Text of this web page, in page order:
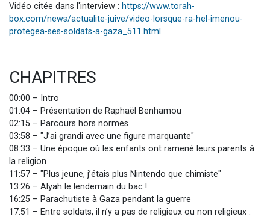
Vidéo citée dans l'interview : https://www.torah-
box.com/news/actualite-juive/video-lorsque-ra-hel-imenou-
protegea-ses-soldats-a-gaza_511.html
CHAPITRES
00:00 – Intro
01:04 – Présentation de Raphaël Benhamou
02:15 – Parcours hors normes
03:58 – "J’ai grandi avec une figure marquante"
08:33 – Une époque où les enfants ont ramené leurs parents à
la religion
11:57 – "Plus jeune, j’étais plus Nintendo que chimiste"
13:26 – Alyah le lendemain du bac !
16:25 – Parachutiste à Gaza pendant la guerre
17:51 – Entre soldats, il n’y a pas de religieux ou non religieux :